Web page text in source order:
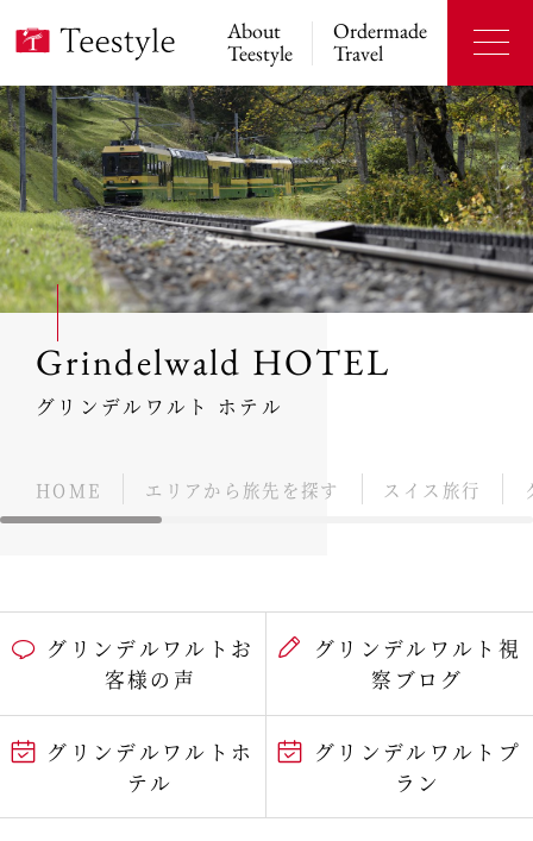
About
Teestyle
Ordermade
Travel
Grindelwald HOTEL
グリンデルワルト ホテル
HOME エリアから旅先を探す スイス旅行
グリンデルワルトお
客様の声
グリンデルワルト視
察ブログ
グリンデルワルトホ
テル
グリンデルワルトプ
ラン